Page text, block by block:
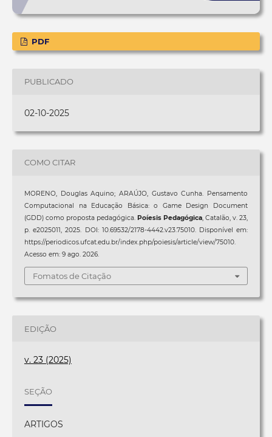
PDF
PUBLICADO
02-10-2025
COMO CITAR
MORENO, Douglas Aquino; ARAÚJO, Gustavo Cunha. Pensamento
Computacional na Educação Básica: o Game Design Document
(GDD) como proposta pedagógica. Poíesis Pedagógica, Catalão, v. 23,
p. e2025011, 2025. DOI: 10.69532/2178-4442.v23.75010. Disponível em:
https://periodicos.ufcat.edu.br/index.php/poiesis/article/view/75010.
Acesso em: 9 ago. 2026.
Fomatos de Citação
EDIÇÃO
v. 23 (2025)
SEÇÃO
ARTIGOS